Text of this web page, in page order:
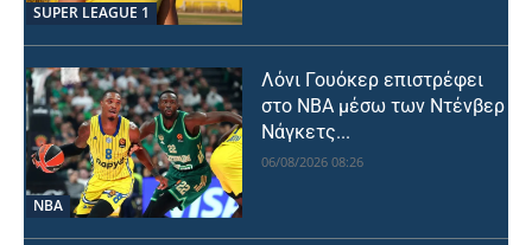
SUPER LEAGUE 1
NBA
Λόνι Γουόκερ επιστρέφει
στο NBA μέσω των Ντένβερ
Νάγκετς...
06/08/2026 08:26